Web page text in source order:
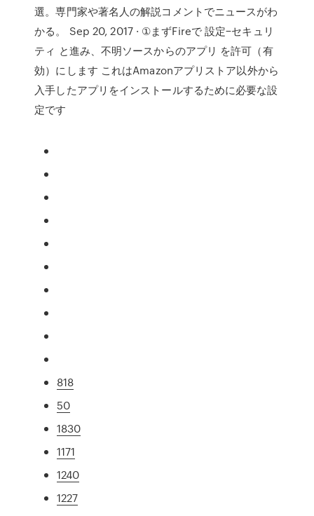
選。専門家や著名人の解説コメントでニュースがわ
かる。 Sep 20, 2017 · ①まずFireで 設定−セキュリ
ティ と進み、不明ソースからのアプリ を許可（有
効）にします これはAmazonアプリストア以外から
入手したアプリをインストールするために必要な設
定です
818
50
1830
1171
1240
1227